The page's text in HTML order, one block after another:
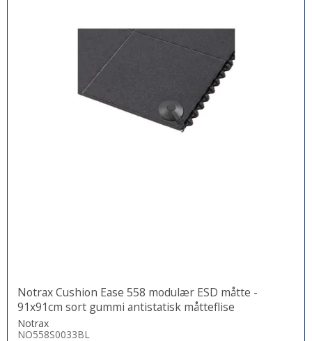
Notrax Cushion Ease 558 modulær ESD måtte -
91x91cm sort gummi antistatisk måtteflise
Notrax
NO558S0033BL